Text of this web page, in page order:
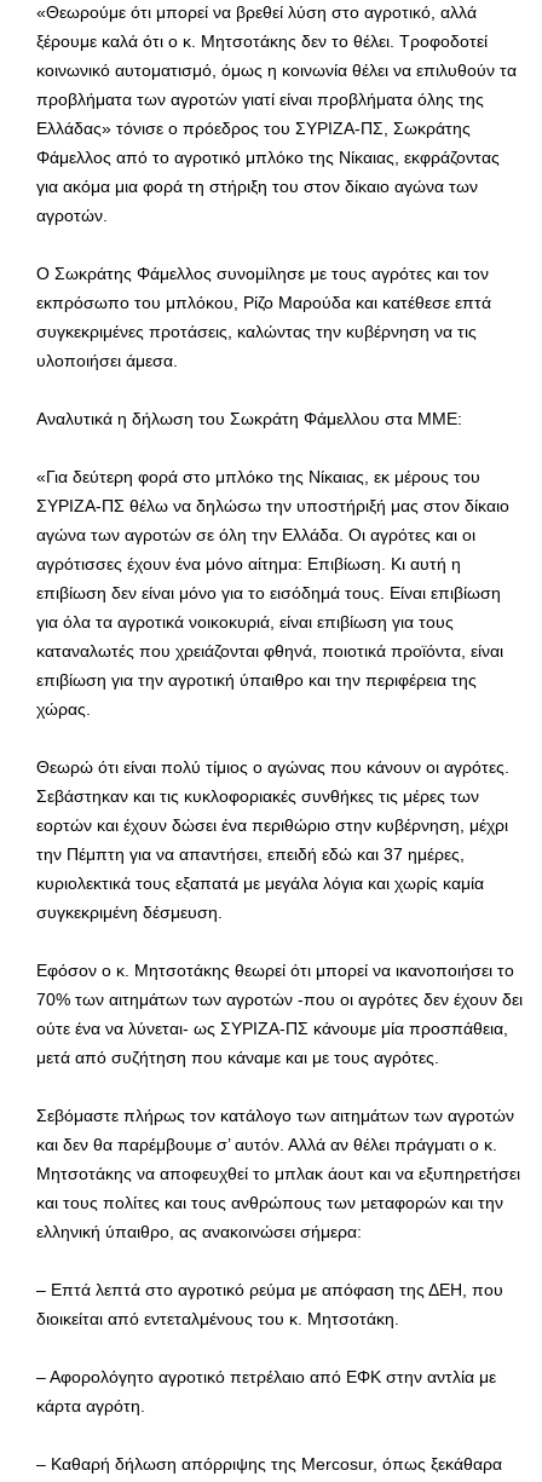
«Θεωρούμε ότι μπορεί να βρεθεί λύση στο αγροτικό, αλλά
ξέρουμε καλά ότι ο κ. Μητσοτάκης δεν το θέλει. Τροφοδοτεί
κοινωνικό αυτοματισμό, όμως η κοινωνία θέλει να επιλυθούν τα
προβλήματα των αγροτών γιατί είναι προβλήματα όλης της
Ελλάδας» τόνισε ο πρόεδρος του ΣΥΡΙΖΑ-ΠΣ, Σωκράτης
Φάμελλος από το αγροτικό μπλόκο της Νίκαιας, εκφράζοντας
για ακόμα μια φορά τη στήριξη του στον δίκαιο αγώνα των
αγροτών.
Ο Σωκράτης Φάμελλος συνομίλησε με τους αγρότες και τον
εκπρόσωπο του μπλόκου, Ρίζο Μαρούδα και κατέθεσε επτά
συγκεκριμένες προτάσεις, καλώντας την κυβέρνηση να τις
υλοποιήσει άμεσα.
Αναλυτικά η δήλωση του Σωκράτη Φάμελλου στα ΜΜΕ:
«Για δεύτερη φορά στο μπλόκο της Νίκαιας, εκ μέρους του
ΣΥΡΙΖΑ-ΠΣ θέλω να δηλώσω την υποστήριξή μας στον δίκαιο
αγώνα των αγροτών σε όλη την Ελλάδα. Οι αγρότες και οι
αγρότισσες έχουν ένα μόνο αίτημα: Επιβίωση. Κι αυτή η
επιβίωση δεν είναι μόνο για το εισόδημά τους. Είναι επιβίωση
για όλα τα αγροτικά νοικοκυριά, είναι επιβίωση για τους
καταναλωτές που χρειάζονται φθηνά, ποιοτικά προϊόντα, είναι
επιβίωση για την αγροτική ύπαιθρο και την περιφέρεια της
χώρας.
Θεωρώ ότι είναι πολύ τίμιος ο αγώνας που κάνουν οι αγρότες.
Σεβάστηκαν και τις κυκλοφοριακές συνθήκες τις μέρες των
εορτών και έχουν δώσει ένα περιθώριο στην κυβέρνηση, μέχρι
την Πέμπτη για να απαντήσει, επειδή εδώ και 37 ημέρες,
κυριολεκτικά τους εξαπατά με μεγάλα λόγια και χωρίς καμία
συγκεκριμένη δέσμευση.
Εφόσον ο κ. Μητσοτάκης θεωρεί ότι μπορεί να ικανοποιήσει το
70% των αιτημάτων των αγροτών -που οι αγρότες δεν έχουν δει
ούτε ένα να λύνεται- ως ΣΥΡΙΖΑ-ΠΣ κάνουμε μία προσπάθεια,
μετά από συζήτηση που κάναμε και με τους αγρότες.
Σεβόμαστε πλήρως τον κατάλογο των αιτημάτων των αγροτών
και δεν θα παρέμβουμε σ’ αυτόν. Αλλά αν θέλει πράγματι ο κ.
Μητσοτάκης να αποφευχθεί το μπλακ άουτ και να εξυπηρετήσει
και τους πολίτες και τους ανθρώπους των μεταφορών και την
ελληνική ύπαιθρο, ας ανακοινώσει σήμερα:
– Επτά λεπτά στο αγροτικό ρεύμα με απόφαση της ΔΕΗ, που
διοικείται από εντεταλμένους του κ. Μητσοτάκη.
– Αφορολόγητο αγροτικό πετρέλαιο από ΕΦΚ στην αντλία με
κάρτα αγρότη.
– ⁠Καθαρή δήλωση απόρριψης της Mercosur, όπως ξεκάθαρα